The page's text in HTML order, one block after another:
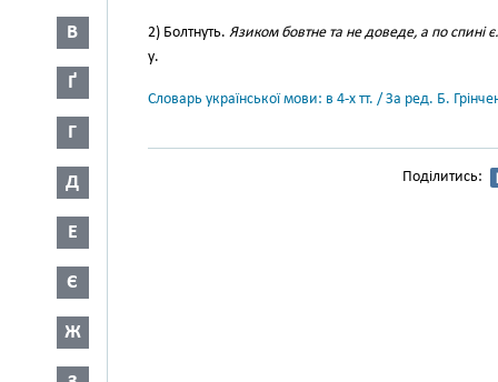
В
Ґ
Г
Д
Е
Є
Ж
2) Болтнуть. Язиком бовтне та не доведе, а по спині є.
у.
Словарь української мови: в 4-х тт. / За ред. Б.
Поділитись: